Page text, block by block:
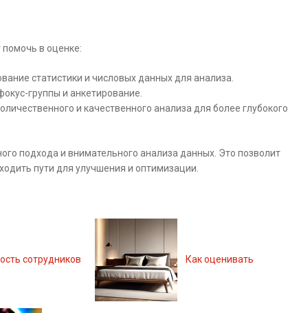
в оценке:
статистики и числовых данных для анализа.
группы и анкетирование.
и качественного анализа для более глубокого
подхода и внимательного анализа данных. Это позволит
пути для улучшения и оптимизации.
сотрудников Как оценивать